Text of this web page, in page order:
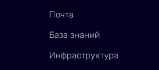
Почта
База знаний
Инфраструктура